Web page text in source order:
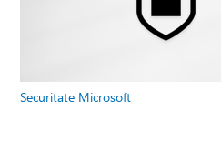
Securitate Microsoft